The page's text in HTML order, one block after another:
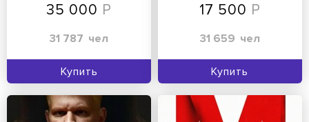
35 000
31 787 чел
Купить
17 500
31 659 чел
Купить